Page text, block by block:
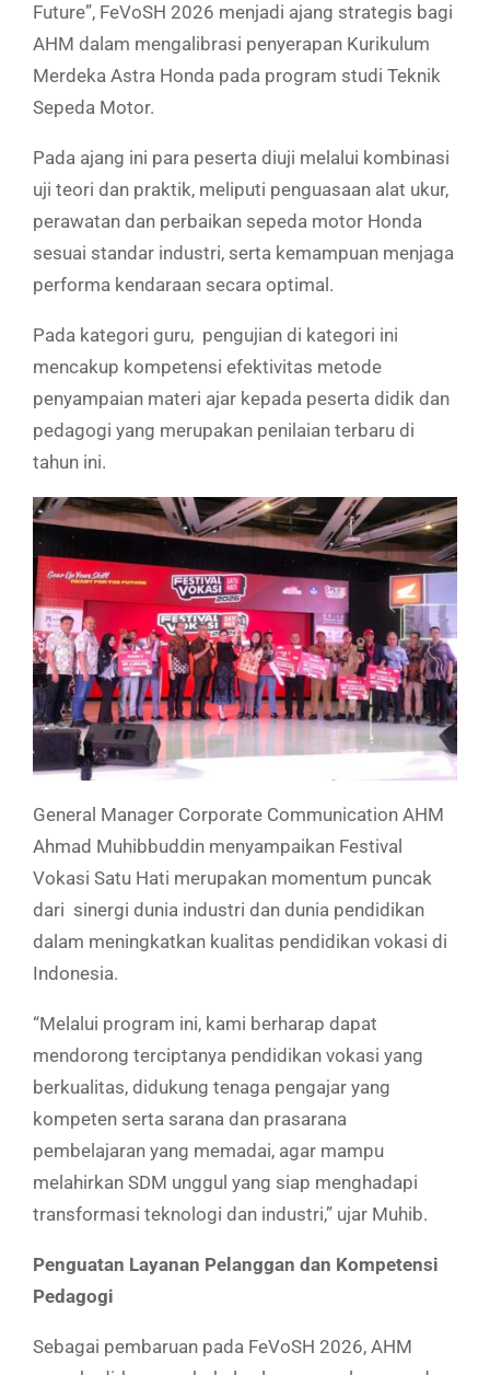
Future”, FeVoSH 2026 menjadi ajang strategis bagi
AHM dalam mengalibrasi penyerapan Kurikulum
Merdeka Astra Honda pada program studi Teknik
Sepeda Motor.
Pada ajang ini para peserta diuji melalui kombinasi
uji teori dan praktik, meliputi penguasaan alat ukur,
perawatan dan perbaikan sepeda motor Honda
sesuai standar industri, serta kemampuan menjaga
performa kendaraan secara optimal.
Pada kategori guru, pengujian di kategori ini
mencakup kompetensi efektivitas metode
penyampaian materi ajar kepada peserta didik dan
pedagogi yang merupakan penilaian terbaru di
tahun ini.
General Manager Corporate Communication AHM
Ahmad Muhibbuddin menyampaikan Festival
Vokasi Satu Hati merupakan momentum puncak
dari sinergi dunia industri dan dunia pendidikan
dalam meningkatkan kualitas pendidikan vokasi di
Indonesia.
“Melalui program ini, kami berharap dapat
mendorong terciptanya pendidikan vokasi yang
berkualitas, didukung tenaga pengajar yang
kompeten serta sarana dan prasarana
pembelajaran yang memadai, agar mampu
melahirkan SDM unggul yang siap menghadapi
transformasi teknologi dan industri,” ujar Muhib.
Penguatan Layanan Pelanggan dan Kompetensi
Pedagogi
Sebagai pembaruan pada FeVoSH 2026, AHM